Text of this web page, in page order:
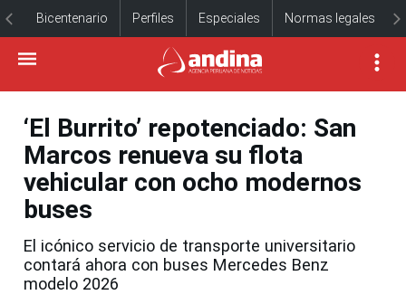
Bicentenario Perfiles Especiales Normas legales
‘El Burrito’ repotenciado: San
Marcos renueva su flota
vehicular con ocho modernos
buses
El icónico servicio de transporte universitario
contará ahora con buses Mercedes Benz
modelo 2026